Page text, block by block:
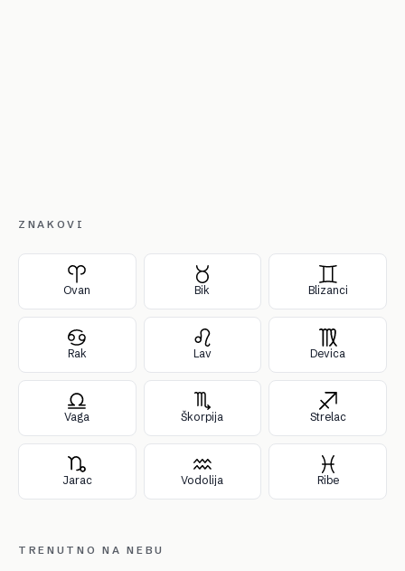
ZNAKOVI
Ovan Bik Blizanci
Rak Lav Devica
Vaga Škorpija Strelac
Jarac Vodolija Ribe
TRENUTNO NA NEBU